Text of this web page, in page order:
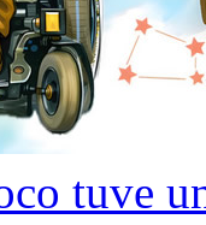
tuve